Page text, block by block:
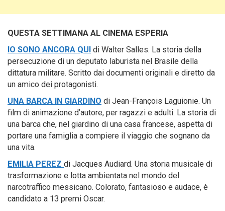
QUESTA SETTIMANA AL CINEMA ESPERIA
IO SONO ANCORA QUI di Walter Salles. La storia della
persecuzione di un deputato laburista nel Brasile della
dittatura militare. Scritto dai documenti originali e diretto da
un amico dei protagonisti.
UNA BARCA IN GIARDINO di Jean-François Laguionie. Un
film di animazione d’autore, per ragazzi e adulti. La storia di
una barca che, nel giardino di una casa francese, aspetta di
portare una famiglia a compiere il viaggio che sognano da
una vita.
EMILIA PEREZ di Jacques Audiard. Una storia musicale di
trasformazione e lotta ambientata nel mondo del
narcotraffico messicano. Colorato, fantasioso e audace, è
candidato a 13 premi Oscar.